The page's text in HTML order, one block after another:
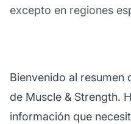
excepto en regiones
Bienvenido al resumen
de Muscle & Strength.
información que